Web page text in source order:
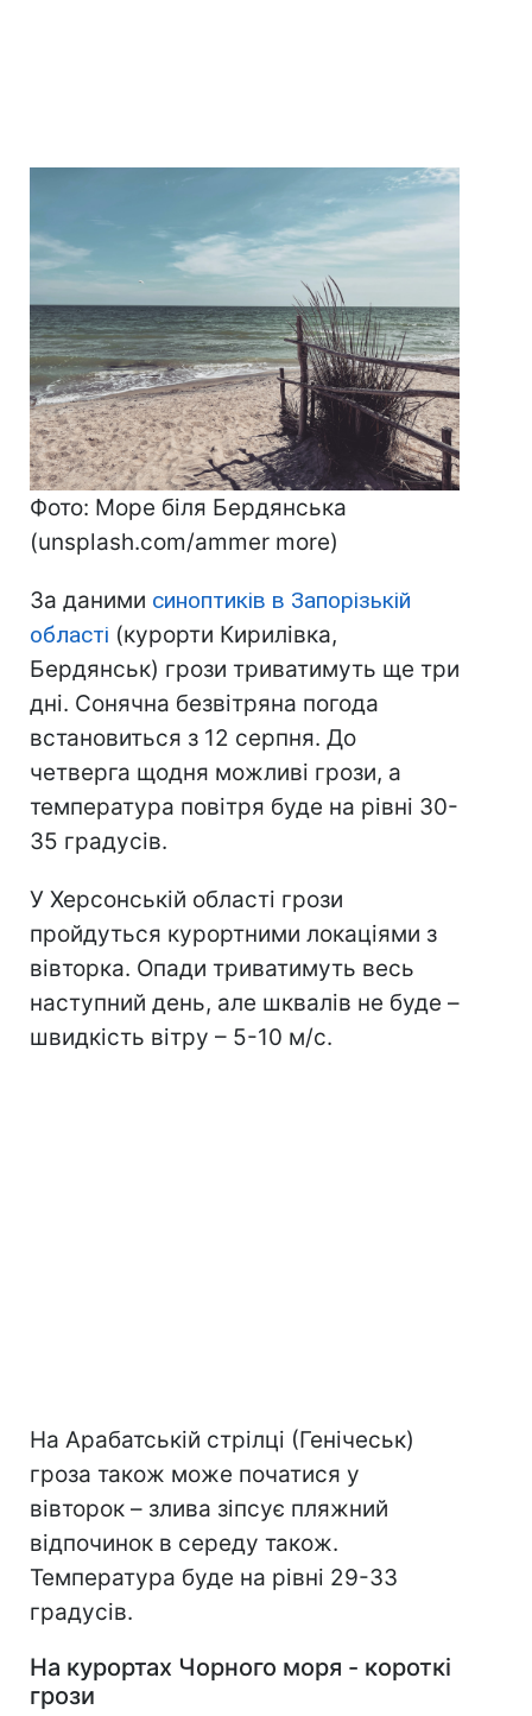
Фото: Море біля Бердянська
(unsplash.com/ammer more)
За даними синоптиків в Запорізькій
області (курорти Кирилівка,
Бердянськ) грози триватимуть ще три
дні. Сонячна безвітряна погода
встановиться з 12 серпня. До
четверга щодня можливі грози, а
температура повітря буде на рівні 30-
35 градусів.
У Херсонській області грози
пройдуться курортними локаціями з
вівторка. Опади триватимуть весь
наступний день, але шквалів не буде –
швидкість вітру – 5-10 м/с.
На Арабатській стрілці (Генічеськ)
гроза також може початися у
вівторок – злива зіпсує пляжний
відпочинок в середу також.
Температура буде на рівні 29-33
градусів.
На курортах Чорного моря - короткі
грози